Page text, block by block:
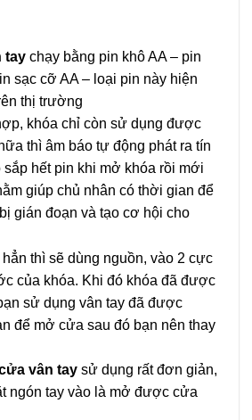
tay chạy bằng pin khô AA – pin
sạc cỡ AA – loại pin này hiện
thị trường
khóa chỉ còn sử dụng được
thì âm báo tự động phát ra tín
sắp hết pin khi mở khóa rồi mới
giúp chủ nhân có thời gian để
gián đoạn và tạo cơ hội cho
thì sẽ dùng nguồn, vào 2 cực
của khóa. Khi đó khóa đã được
sử dụng vân tay đã được
để mở cửa sau đó bạn nên thay
vân taysử dụng rất đơn giản,
ngón tay vào là mở được cửa